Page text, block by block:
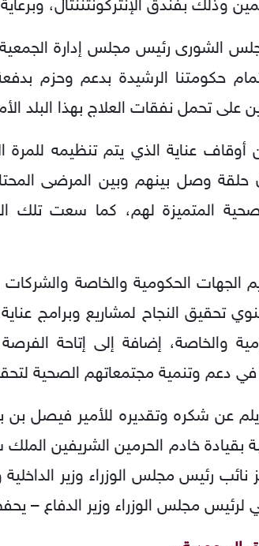
وذلك بفندق الإنتركونتننتال،
رئيس مجلس إدارة الجمعية
حكومتنا الرشيدة بدعم وحزم
على تحمل نفقات العلاج بهذا البلد
عناية الذي يتم تنظيمه للمرة
حلقة وصل بينهم وبين المرضى
المتميزة لهم، كما سعت تلك
الجهات الحكومية والخاصة
تحقيق النجاح لمشاريع وبرامج
والخاصة، إضافة إلى إتاحة
دعم وتنمية مجتمعاتهم الصحية
عن شكره وتقديره للأمير فيصل بن
بقيادة خادم الحرمين الشريفين
نائب رئيس مجلس الوزراء وزير
لرئيس مجلس الوزراء وزير الدفاع –